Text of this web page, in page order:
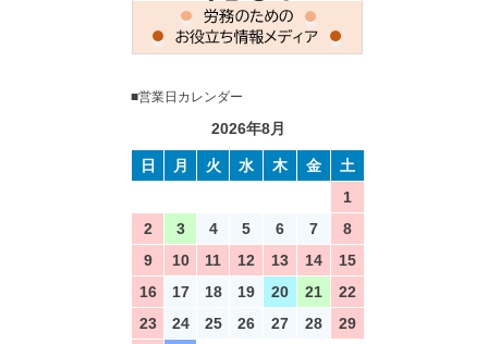
■営業日カレンダー
2026年8月
日 月 火 水 木 金
土
1
2
3 4 5 6 7
8
9
10 11 12 13 14
15
16
17 18 19 20 21
22
23
24 25 26 27 28
29